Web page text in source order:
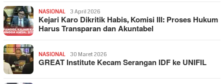
NASIONAL 3 April 2026
Kejari Karo Dikritik Habis, Komisi III: Proses Hukum
Harus Transparan dan Akuntabel
NASIONAL 30 Maret 2026
GREAT Institute Kecam Serangan IDF ke UNIFIL